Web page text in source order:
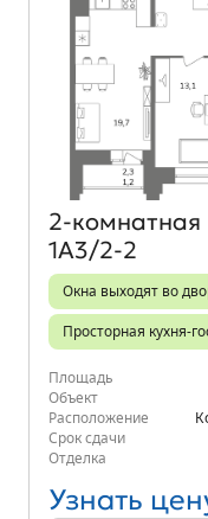
2‑комнатная
1А3/2-2
Окна выходят во
Просторная кухня-
Площадь
Объект
Расположение
Срок сдачи
Отделка
Узнать